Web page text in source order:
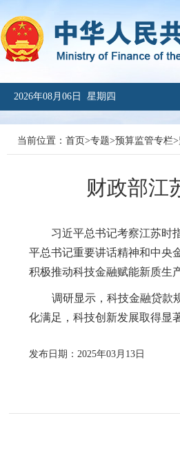
2026年08月06日 星期四
当前位置： 首页>专题>预算监管专栏>
财政部江
习近平总书记考察江苏时
平总书记重要讲话精神和中央
积极推动科技金融赋能新质生
调研显示， 科技金融贷款
化满足 ，科技创新发展取得显
发布日期：2025年03月13日